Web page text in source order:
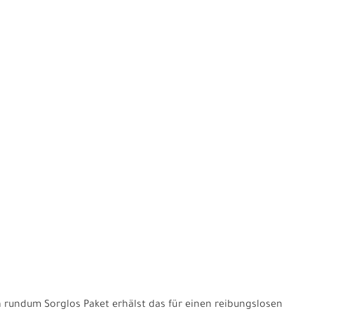
Sorglos Paket erhälst das für einen reibungslosen